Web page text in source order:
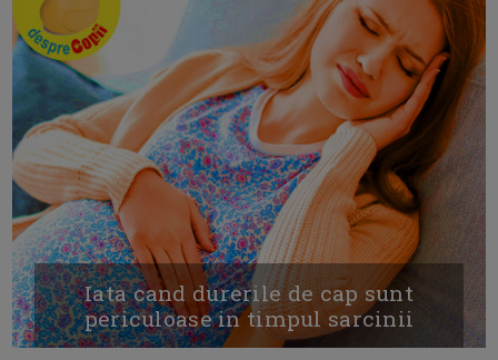
Iata cand durerile de cap sunt
periculoase in timpul sarcinii